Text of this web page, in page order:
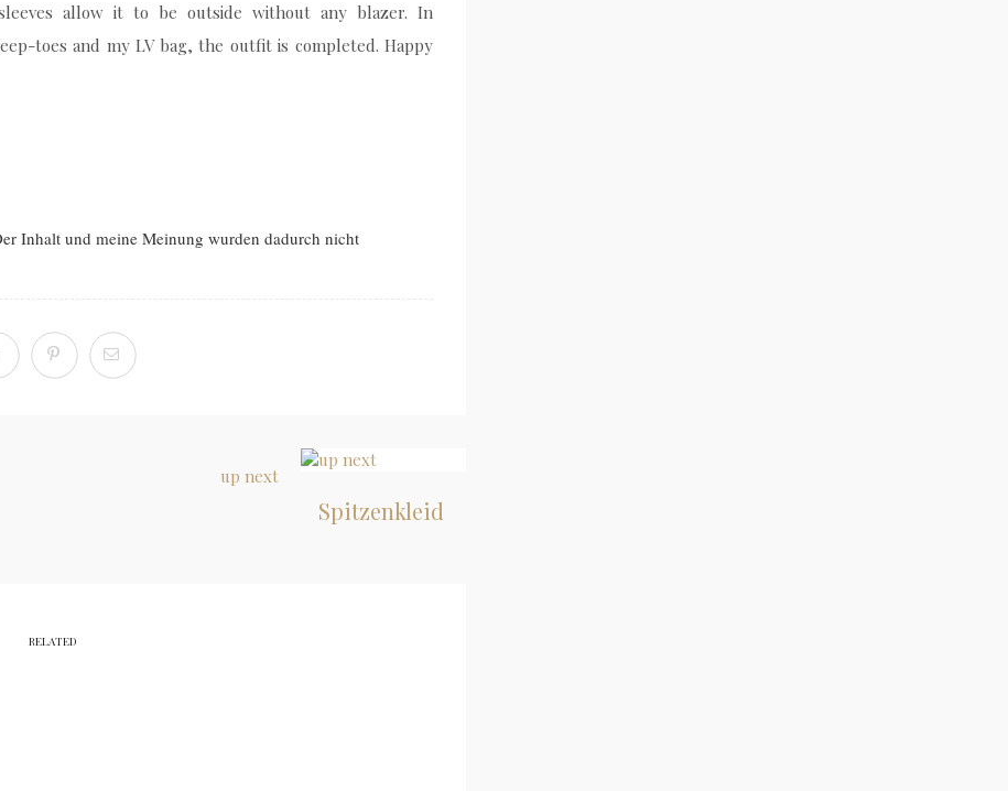
allow it to be outside without any blazer. In
toes and my LV bag, the outfit is completed. Happy
Inhalt und meine Meinung wurden dadurch nicht
up next
Spitzenkleid
RELATED